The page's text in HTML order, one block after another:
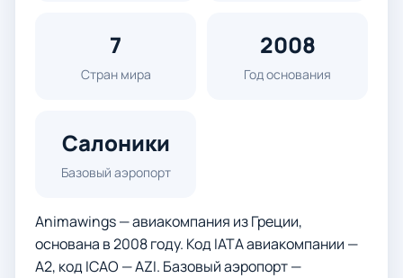
7
Стран мира
2008
Год основания
Салоники
Базовый аэропорт
Animawings — авиакомпания из Греции,
основана в 2008 году. Код IATA авиакомпании —
A2, код ICAO — AZI. Базовый аэропорт —